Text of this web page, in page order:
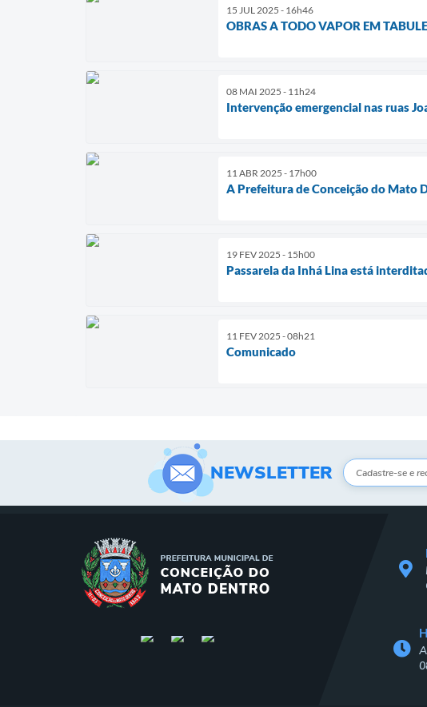
15 JUL 2025 - 16h46
OBRAS A TODO VAPOR EM
08 MAI 2025 - 11h24
Intervenção emergencial nas ruas
11 ABR 2025 - 17h00
A Prefeitura de Conceição do Mato
19 FEV 2025 - 15h00
Passarela da Inhá Lina está
11 FEV 2025 - 08h21
Comunicado
NEWSLETTER